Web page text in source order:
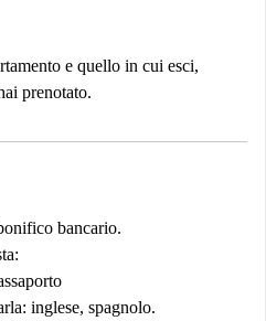
e quello in cui esci,
prenotato.
bancario.
inglese, spagnolo.